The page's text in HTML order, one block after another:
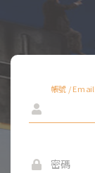
帳號 / Email
密碼